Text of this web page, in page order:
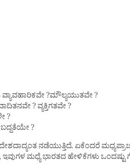
?ಮೌಲ್ಯಯುತವೇ ?
? ವ್ಯಕ್ತಿಗತವೇ ?
?
?
ನಡೆಯುತ್ತಿದೆ. ಏಕೆಂದರೆ
ಇವುಗಳ ಮಧ್ಯೆ ಭಾರತದ ಹೇಳಿಕೆಗಳು